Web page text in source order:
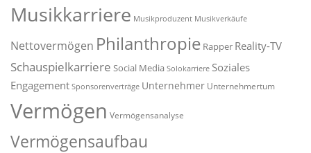
Musikkarriere Musikproduzent Musikverkäufe
Nettovermögen Philanthropie Rapper Reality-TV
Schauspielkarriere Social Media Solokarriere Soziales
Engagement Sponsorenverträge Unternehmer Unternehmertum
Vermögen Vermögensanalyse
Vermögensaufbau